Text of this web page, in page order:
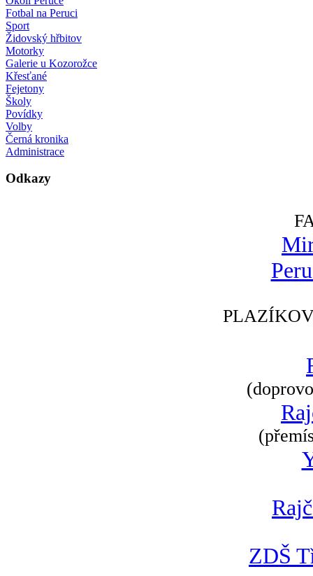
Fotbal na Peruci
Sport
Židovský hřbitov
Motorky
Galerie u Kozorožce
Křesťané
Fejetony
Školy
Povídky
Volby
Černá kronika
Administrace
Odkazy
ZDŠ